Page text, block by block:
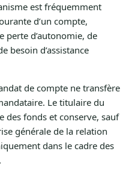
est fréquemment
d’un compte,
perte d’autonomie, de
besoin d’assistance
de compte ne transfère
Le titulaire du
des fonds et conserve, sauf
générale de la relation
dans le cadre des